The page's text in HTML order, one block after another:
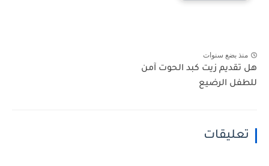
منذ بضع سنوات
هل تقديم زيت كبد الحوت آمن
للطفل الرضيع
تعليقات